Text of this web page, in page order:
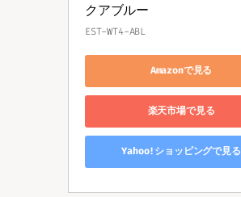
クアブルー
EST-WT4-ABL
Amazonで見る
楽天市場で見る
Yahoo!ショッピングで見る